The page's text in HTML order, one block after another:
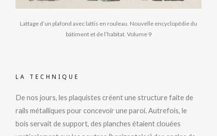
Lattage d’un plafond avec lattis en rouleau. Nouvelle encyclopédie du
bâtiment et de l’habitat. Volume 9
LA TECHNIQUE
De nos jours, les plaquistes créent une structure faite de
rails métalliques pour concevoir une paroi. Autrefois, le
bois servait de support, des planches étaient clouées